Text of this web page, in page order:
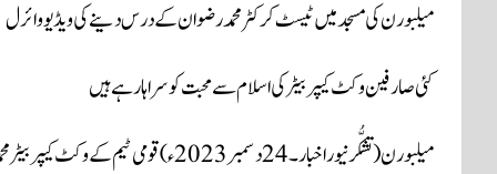
میلبورن کی مسجد میں ٹیسٹ کرکٹر محمد رضوان کے درس دینے کی ویڈیو وائرل
کئی صارفین وکٹ کیپر بیٹر کی اسلام سے محبت کو سراہا رہے ہیں
میلبورن (تشکُّر نیور اخبار ۔ 24 دسمبر